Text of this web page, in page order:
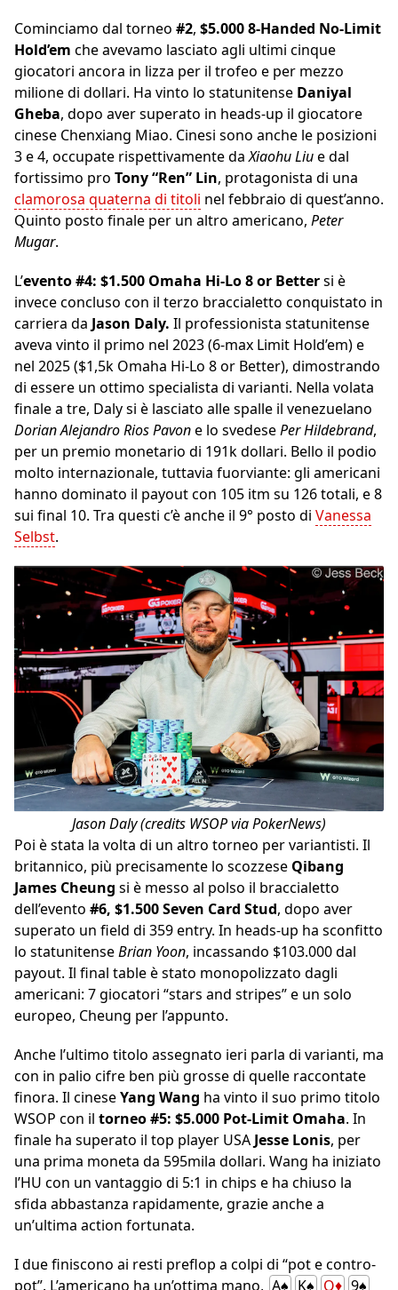
Cominciamo dal torneo #2, $5.000 8-Handed No-Limit
Hold’em che avevamo lasciato agli ultimi cinque
giocatori ancora in lizza per il trofeo e per mezzo
milione di dollari. Ha vinto lo statunitense Daniyal
Gheba, dopo aver superato in heads-up il giocatore
cinese Chenxiang Miao. Cinesi sono anche le posizioni
3 e 4, occupate rispettivamente daXiaohu Liue dal
fortissimo pro Tony “Ren” Lin, protagonista di una
clamorosa quaterna di titoli nel febbraio di quest’anno.
Quinto posto finale per un altro americano, Peter
Mugar.
L’evento #4: $1.500 Omaha Hi-Lo 8 or Bettersi è
invece concluso con il terzo braccialetto conquistato in
carriera da Jason Daly. Il professionista statunitense
aveva vinto il primo nel 2023 (6-max Limit Hold’em) e
nel 2025 ($1,5k Omaha Hi-Lo 8 or Better), dimostrando
di essere un ottimo specialista di varianti. Nella volata
finale a tre, Daly si è lasciato alle spalle il venezuelano
Dorian Alejandro Rios Pavone lo svedesePer Hildebrand,
per un premio monetario di 191k dollari. Bello il podio
molto internazionale, tuttavia fuorviante: gli americani
hanno dominato il payout con 105 itm su 126 totali, e 8
sui final 10. Tra questi c’è anche il 9° posto di Vanessa
Selbst.
Jason Daly (credits WSOP via PokerNews)
Poi è stata la volta di un altro torneo per variantisti. Il
britannico, più precisamente lo scozzese Qibang
James Cheung si è messo al polso il braccialetto
dell’evento #6, $1.500 Seven Card Stud, dopo aver
superato un field di 359 entry. In heads-up ha sconfitto
lo statunitenseBrian Yoon, incassando $103.000 dal
payout. Il final table è stato monopolizzato dagli
americani: 7 giocatori “stars and stripes” e un solo
europeo, Cheung per l’appunto.
Anche l’ultimo titolo assegnato ieri parla di varianti, ma
con in palio cifre ben più grosse di quelle raccontate
finora. Il cineseYang Wang ha vinto il suo primo titolo
WSOP con il torneo #5: $5.000 Pot-Limit Omaha. In
finale ha superato il top player USA Jesse Lonis, per
una prima moneta da 595mila dollari. Wang ha iniziato
l’HU con un vantaggio di 5:1 in chips e ha chiuso la
sfida abbastanza rapidamente, grazie anche a
un’ultima action fortunata.
I due finiscono ai resti preflop a colpi di “pot e contro-
pot”. L’americano ha un’ottima mano, A♠ K♠ Q♦ 9♠